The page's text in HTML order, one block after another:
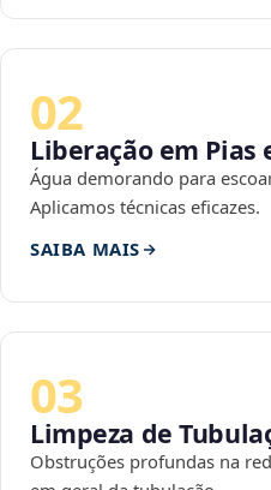
02
Liberação em Pias
Água demorando para
Aplicamos técnicas eficazes.
SAIBA MAIS
03
Limpeza de
Obstruções profundas na